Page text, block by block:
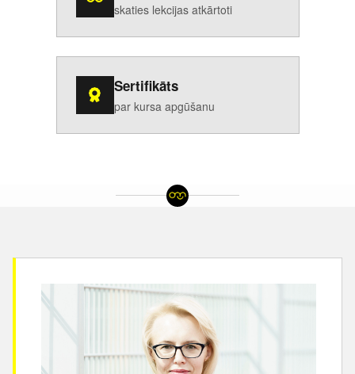
skaties lekcijas atkārtoti
Sertifikāts
par kursa apgūšanu